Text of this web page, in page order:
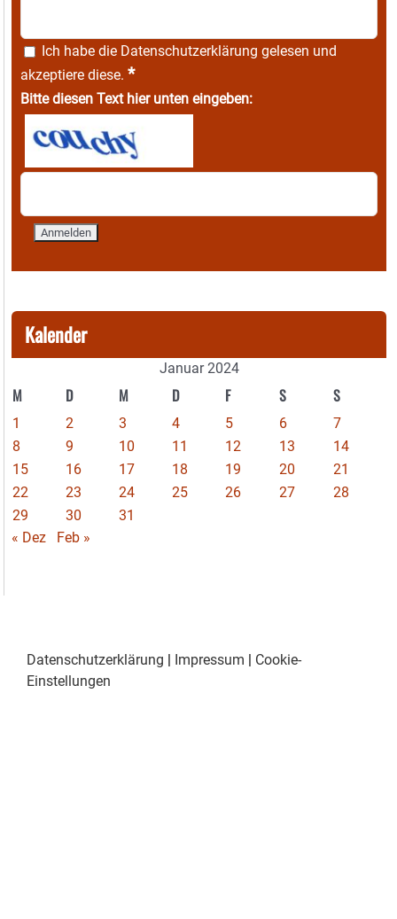
Ich habe die Datenschutzerklärung gelesen und
akzeptiere diese. *
Bitte diesen Text hier unten eingeben:
Kalender
Januar 2024
M D M D F S S
1 2 3 4 5 6
7
8
9 10 11 12 13
14
15
16 17 18 19 20
21
22
23 24 25 26 27
28
29
30
31
« Dez
Feb »
Datenschutzerklärung | Impressum | Cookie-
Einstellungen